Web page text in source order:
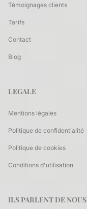
Témoignages clients
Tarifs
Contact
Blog
LEGALE
Mentions légales
Politique de confidentialité
Politique de cookies
Conditions d'utilisation
ILS PARLENT DE NOUS